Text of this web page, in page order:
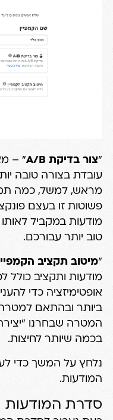
"צור בדיקת A/B
" –
עובדת בצורה טובה
מראש, למשל, כמה
מודעות במקביל לאותו
טוב יותר עבורכם.
"מיטוב תקציב הקמפיין
מודעות ותקציב כולל
אופטימיזציה כדי
ביותר ובהתאם
המטרה שבחרנו
בכמה שיותר לחיצות.
נלחץ על המשך כדי
המודעות.
סדרת המודעות